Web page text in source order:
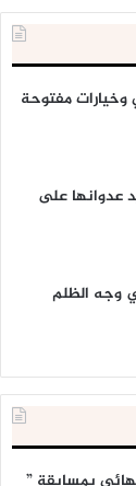
مفتوحة
عدوانها على
وجه الظلم
بمسابقة ”